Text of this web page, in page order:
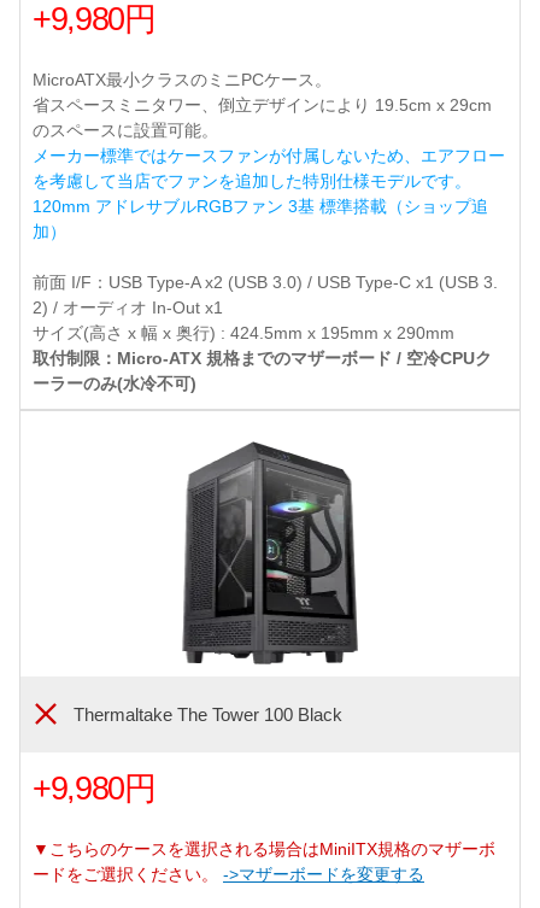
+9,980円
MicroATX最小クラスのミニPCケース。
省スペースミニタワー、倒立デザインにより 19.5cm x 29cm
のスペースに設置可能。
メーカー標準ではケースファンが付属しないため、エアフロー
を考慮して当店でファンを追加した特別仕様モデルです。
120mm アドレサブルRGBファン 3基 標準搭載（ショップ追
加）
前面 I/F：USB Type-A x2 (USB 3.0) / USB Type-C x1 (USB 3.
2) / オーディオ In-Out x1
サイズ(高さ x 幅 x 奥行) : 424.5mm x 195mm x 290mm
取付制限：Micro-ATX 規格までのマザーボード / 空冷CPUク
ーラーのみ(水冷不可)
Thermaltake The Tower 100 Black
+9,980円
▼こちらのケースを選択される場合はMiniITX規格のマザーボ
ードをご選択ください。 ->マザーボードを変更する